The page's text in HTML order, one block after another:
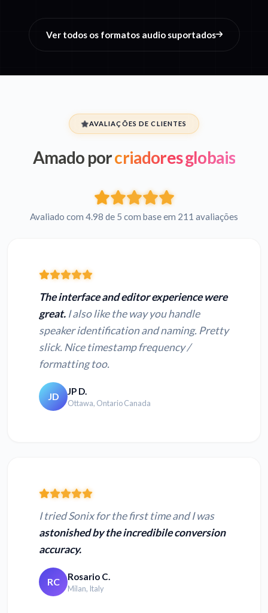
Ver todos os formatos audio suportados
AVALIAÇÕES DE CLIENTES
Amado porcriadores globais
Avaliado com 4.98 de 5 com base em 211 avaliações
The interface and editor experience were
great. I also like the way you handle
speaker identification and naming. Pretty
slick. Nice timestamp frequency /
formatting too.
JD JP D.
Ottawa, Ontario Canada
I tried Sonix for the first time and I was
astonished by the incredibile conversion
accuracy.
RC Rosario C.
Milan, Italy